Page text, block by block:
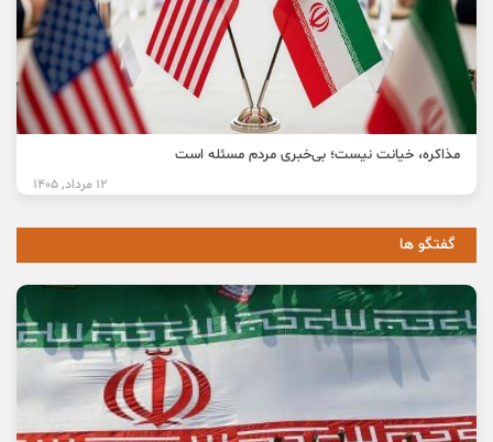
مذاکره، خیانت نیست؛ بی‌خبری مردم مسئله است
12 مرداد, 1405
گفتگو ها